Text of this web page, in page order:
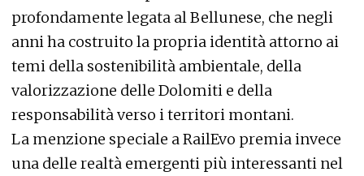
profondamente legata al Bellunese, che negli
anni ha costruito la propria identità attorno ai
temi della sostenibilità ambientale, della
valorizzazione delle Dolomiti e della
responsabilità verso i territori montani.
La menzione speciale a RailEvo premia invece
una delle realtà emergenti più interessanti nel